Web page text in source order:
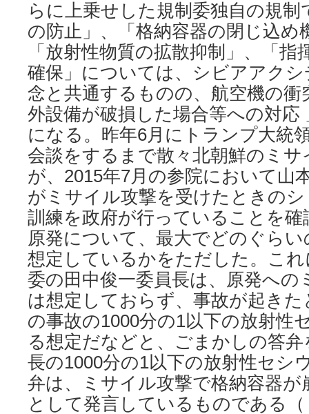
らに上乗せした規制委独自の規制
の防止」、「格納容器の閉じ込め
「放射性物質の拡散抑制」、「指
確保」については、シビアアク
念と共通するものの、航空機の衝
外設備が破損した場合等への対応
になる。昨年6月にトランプ大統
会談をするまで散々北朝鮮のミ
が、2015年7月の参院において山
がミサイル攻撃を受けたときの
訓練を政府が行っていることを
原発について、最大でどのぐら
想定しているかをただした。こ
委の田中俊一委員長は、原発への
は想定しておらず、事故が起き
の事故の1000分の1以下の放射性
る想定だなどと、ごまかしの答
長の1000分の1以下の放射性セシ
弁は、ミサイル攻撃で格納容器
として発言しているものである